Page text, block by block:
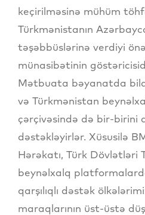
keçirilməsinə mühüm
Türkmənistanın
təşəbbüslərinə verdiyi
münasibətinin
Mətbuata bəyanatda
və Türkmənistan
çərçivəsində də bir-birini
dəstəkləyirlər. Xüsusilə
Hərəkatı, Türk Dövlətləri
beynəlxalq
qarşılıqlı dəstək
maraqlarının üst-üstə